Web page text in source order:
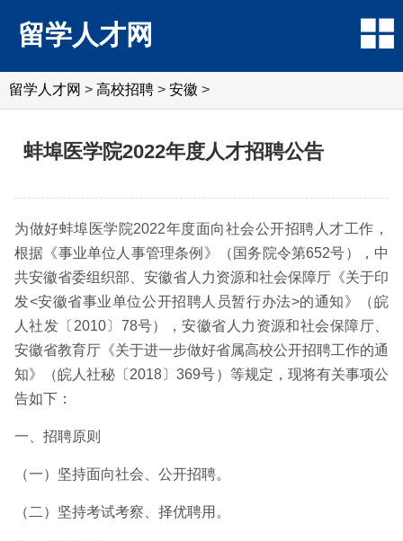
留学人才网
留学人才网 > 高校招聘 > 安徽 >
蚌埠医学院2022年度人才招聘公告
为做好蚌埠医学院2022年度面向社会公开招聘人才工作，
根据《事业单位人事管理条例》（国务院令第652号），中
共安徽省委组织部、安徽省人力资源和社会保障厅《关于印
发<安徽省事业单位公开招聘人员暂行办法>的通知》（皖
人社发〔2010〕78号），安徽省人力资源和社会保障厅、
安徽省教育厅《关于进一步做好省属高校公开招聘工作的通
知》（皖人社秘〔2018〕369号）等规定，现将有关事项公
告如下：
一、招聘原则
（一）坚持面向社会、公开招聘。
（二）坚持考试考察、择优聘用。